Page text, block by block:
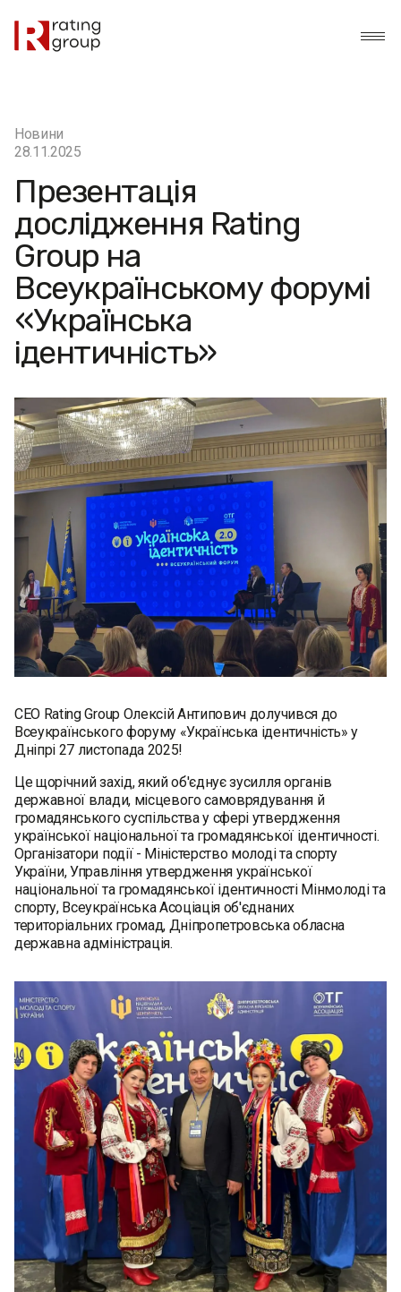
Новини
28.11.2025
Презентація
дослідження Rating
Group на
Всеукраїнському форумі
«Українська
ідентичність»
CEO Rating Group Олексій Антипович долучився до
Всеукраїнського форуму «Українська ідентичність» у
Дніпрі 27 листопада 2025!
Це щорічний захід, який об'єднує зусилля органів
державної влади, місцевого самоврядування й
громадянського суспільства у сфері утвердження
української національної та громадянської ідентичності.
Організатори події - Міністерство молоді та спорту
України, Управління утвердження української
національної та громадянської ідентичності Мінмолоді та
спорту, Всеукраїнська Асоціація об'єднаних
територіальних громад, Дніпропетровська обласна
державна адміністрація.